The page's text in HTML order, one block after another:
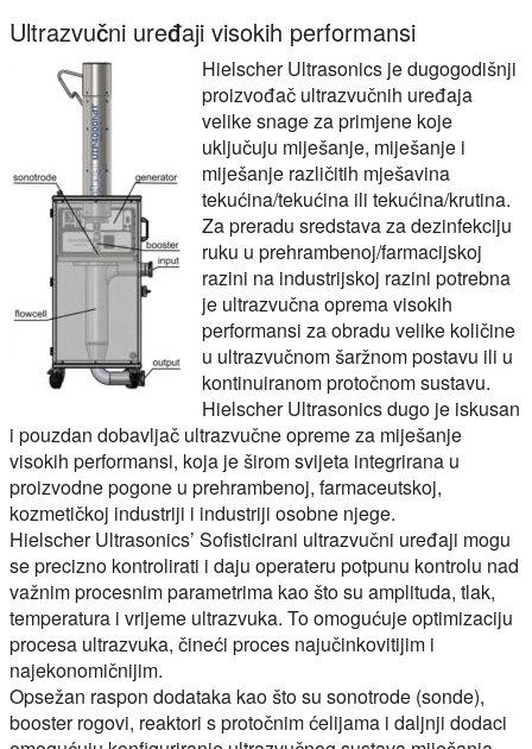
Ultrazvučni uređaji visokih performansi
Hielscher Ultrasonics je dugogodišnji
proizvođač ultrazvučnih uređaja
velike snage za primjene koje
uključuju miješanje, miješanje i
miješanje različitih mješavina
tekućina/tekućina ili tekućina/krutina.
Za preradu sredstava za dezinfekciju
ruku u prehrambenoj/farmacijskoj
razini na industrijskoj razini potrebna
je ultrazvučna oprema visokih
performansi za obradu velike količine
u ultrazvučnom šaržnom postavu ili u
kontinuiranom protočnom sustavu.
Hielscher Ultrasonics dugo je iskusan
i pouzdan dobavljač ultrazvučne opreme za miješanje
visokih performansi, koja je širom svijeta integrirana u
proizvodne pogone u prehrambenoj, farmaceutskoj,
kozmetičkoj industriji i industriji osobne njege.
Hielscher Ultrasonics’ Sofisticirani ultrazvučni uređaji mogu
se precizno kontrolirati i daju operateru potpunu kontrolu nad
važnim procesnim parametrima kao što su amplituda, tlak,
temperatura i vrijeme ultrazvuka. To omogućuje optimizaciju
procesa ultrazvuka, čineći proces najučinkovitijim i
najekonomičnijim.
Opsežan raspon dodataka kao što su sonotrode (sonde),
booster rogovi, reaktori s protočnim ćelijama i daljnji dodaci